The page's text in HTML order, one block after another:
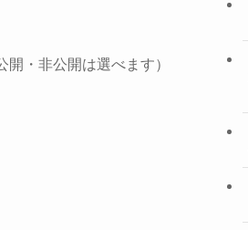
・非公開は選べます）